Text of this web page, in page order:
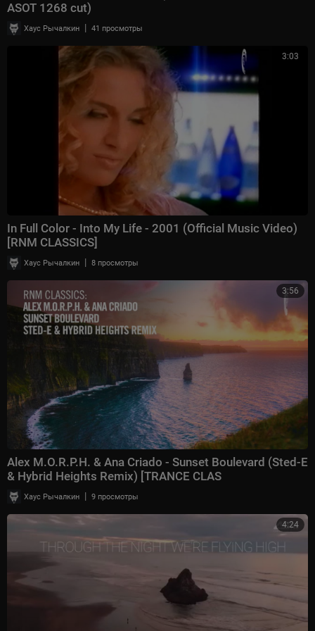
ASOT 1268 cut)
Хаус Рычалкин | 41 просмотры
3:03
In Full Color - Into My Life - 2001 (Official Music Video)
[RNM CLASSICS]
Хаус Рычалкин | 8 просмотры
3:56
Alex M.O.R.P.H. & Ana Criado - Sunset Boulevard (Sted-E
& Hybrid Heights Remix) [TRANCE CLAS
Хаус Рычалкин | 9 просмотры
4:24